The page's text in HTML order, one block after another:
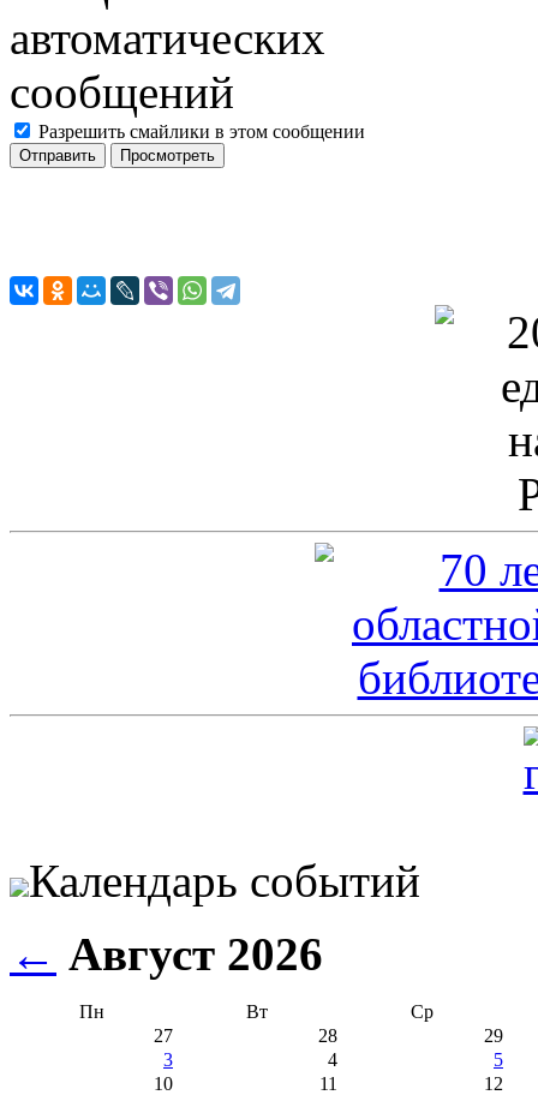
Разрешить смайлики в этом сообщении
Календарь событий
← Август 2026
Пн Вт
Ср
27
28
29
3
4
5
10
11
12